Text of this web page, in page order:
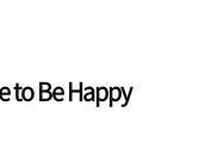
to Be Happy